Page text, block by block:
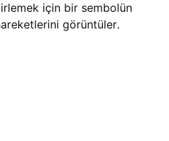
için bir sembolün
görüntüler.